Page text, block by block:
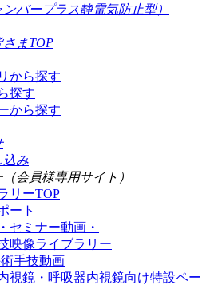
ンバープラス静電気防止型）
まTOP
から探す
探す
から探す
込み
会員様専用サイト）
リーTOP
ート
セミナー動画・
映像ライブラリー
手技動画
視鏡・呼吸器内視鏡向け特設ペー